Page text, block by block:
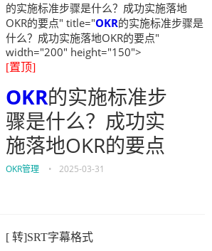
的实施标准步骤是什么？成功实施落地
OKR的要点" title="OKR的实施标准步骤是
什么？成功实施落地OKR的要点"
width="200" height="150">
[置顶]
OKR的实施标准步
骤是什么？成功实
施落地OKR的要点
OKR管理 • 2025-03-31
[ 转]SRT字幕格式